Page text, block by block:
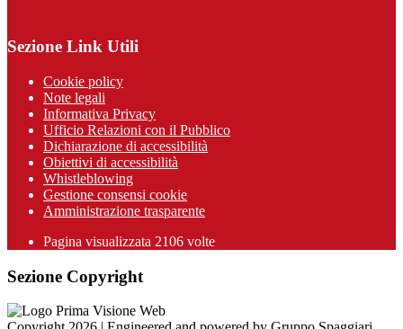
Sezione Link Utili
Cookie policy
Note legali
Informativa Privacy
Ufficio Relazioni con il Pubblico
Dichiarazione di accessibilità
Obiettivi di accessibilità
Whistleblowing
Gestione consensi cookie
Amministrazione trasparente
Pagina visualizzata 2106 volte
Sezione Copyright